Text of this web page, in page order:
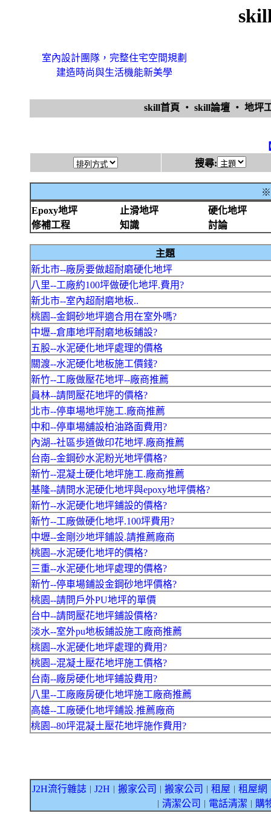
室內設計團隊，完整住宅空間規劃
建造時尚與生活機能新美學
skill首頁 ‧ skill論壇 ‧ 地坪
搜尋:
※
Epoxy地坪
止滑地坪
硬化地坪
修補工程
知識 討論
主題
新北市--廠房要做超耐磨硬化地坪
八里--工廠約100坪做硬化地坪.費用?
新北市--室內超耐磨地板..
桃園--金鋼砂地坪適合用在室外嗎?
中壢--倉庫地坪耐磨地板鋪設?
五股--水泥硬化地坪處理的價格
關渡--水泥硬化地板施工價錢?
新竹--工廠做壓花地坪--廠商推薦
員林--請問壓花地坪的價格?
北市--停車場地坪施工.廠商推薦
中和--停車場舖設柏油路面費用?
內湖--社區歩道做印花地坪.廠商推薦
台南--金鋼砂水泥粉光地坪價格?
新竹--混凝土硬化地坪施工.廠商推薦
基隆--請問水泥硬化地坪與epoxy地坪價格?
新竹--水泥硬化地坪鋪設的價格?
新竹--工廠做硬化地坪.100坪費用?
中壢--金剛沙地坪鋪設.請推薦廠商
桃園--水泥硬化地坪的價格?
三重--水泥硬化地坪處理的價格?
新竹--停車場鋪設金鋼砂地坪價格?
桃園--請問戶外PU地坪的單價
台中--請問壓花地坪鋪設價格?
淡水--室外pu地板鋪設施工廠商推薦
桃園--水泥硬化地坪處理的費用?
桃園--混凝土壓花地坪施工價格?
台南--廠房硬化地坪鋪設費用?
八里--工廠廠房硬化地坪施工廠商推薦
高雄--工廠硬化地坪鋪設.推薦廠商
桃園--80坪混凝土壓花地坪施作費用?
J2H流行雜誌 J2H 搬家公司 搬家公司 租屋 租屋網
清潔公司 電話清潔 購